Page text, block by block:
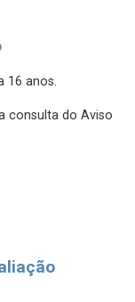
16 anos.
consulta do Aviso